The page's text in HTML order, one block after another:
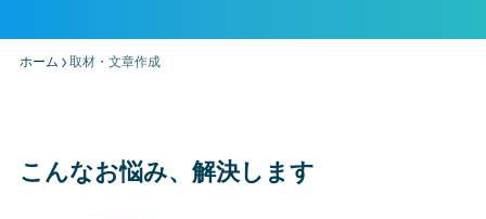
ホーム 取材・文章作成
こんなお悩み、解決します